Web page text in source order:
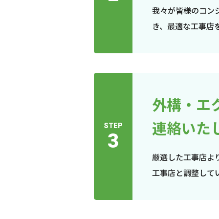
我々が皆様のコン
き、最適な工事店
STEP
3
外構・エ
連絡いた
厳選した工事店よ
工事店と調整して